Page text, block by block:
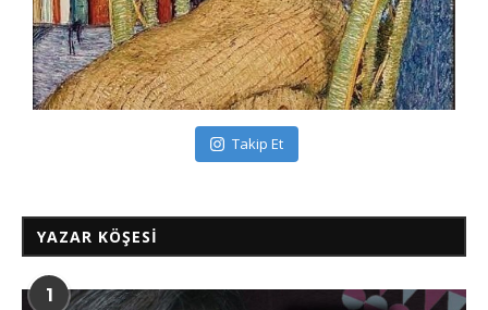
Takip Et
YAZAR KÖŞESI
1